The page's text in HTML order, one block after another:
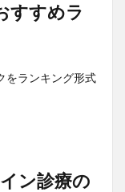
すすめラ
をランキング形式
ン診療の